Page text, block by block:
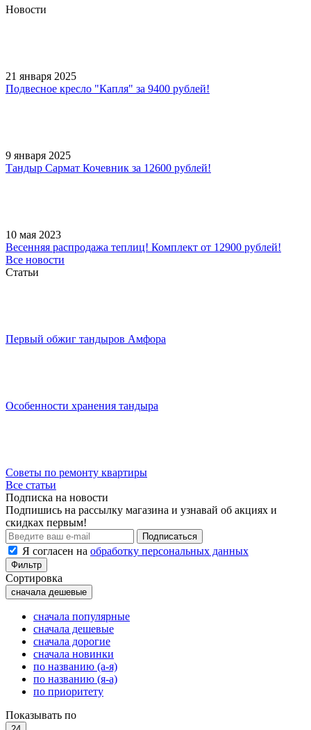
Новости
21 января 2025
Подвесное кресло "Капля" за 9400 рублей!
9 января 2025
Тандыр Сармат Кочевник за 12600 рублей!
10 мая 2023
Весенняя распродажа теплиц! Комплект от 12900 рублей!
Все новости
Статьи
Первый обжиг тандыров Амфора
Особенности хранения тандыра
Советы по ремонту квартиры
Все статьи
Подписка на новости
Подпишись на рассылку магазина и узнавай об акциях и
скидках первым!
Подписаться
Я согласен на обработку персональных данных
Фильтр
Сортировка
сначала дешевые
сначала популярные
сначала дешевые
сначала дорогие
сначала новинки
по названию (а-я)
по названию (я-а)
по приоритету
Показывать по